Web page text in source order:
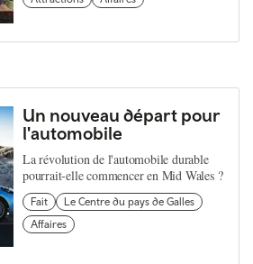
Un nouveau départ pour
l'automobile
La révolution de l'automobile durable
pourrait-elle commencer en Mid Wales ?
Fait
Le Centre du pays de Galles
Affaires